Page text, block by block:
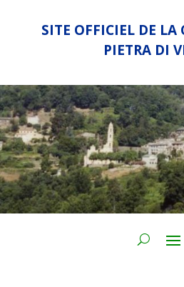
SITE OFFICIEL DE
PIETRA DI